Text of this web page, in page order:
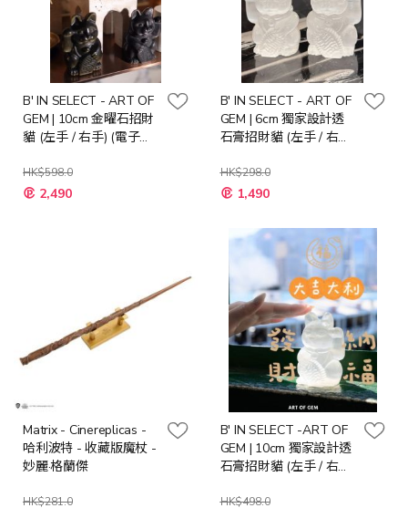
B' IN SELECT - ART OF
GEM | 10cm 金曜石招財
貓 (左手 / 右手) (電子換
HK$598.0
2,490
B' IN SELECT - ART OF
GEM | 6cm 獨家設計透
石膏招財貓 (左手 / 右手)
HK$298.0
1,490
Matrix - Cinereplicas -
哈利波特 - 收藏版魔杖 -
妙麗·格蘭傑
HK$281.0
B' IN SELECT -ART OF
GEM | 10cm 獨家設計透
石膏招財貓 (左手 / 右手)
HK$498.0